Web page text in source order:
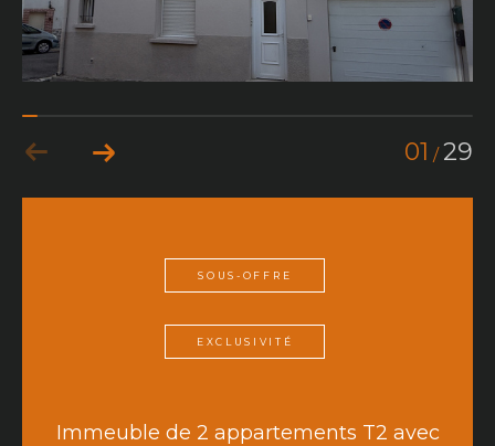
01 /29
SOUS-OFFRE
EXCLUSIVITÉ
Immeuble de 2 appartements T2 avec